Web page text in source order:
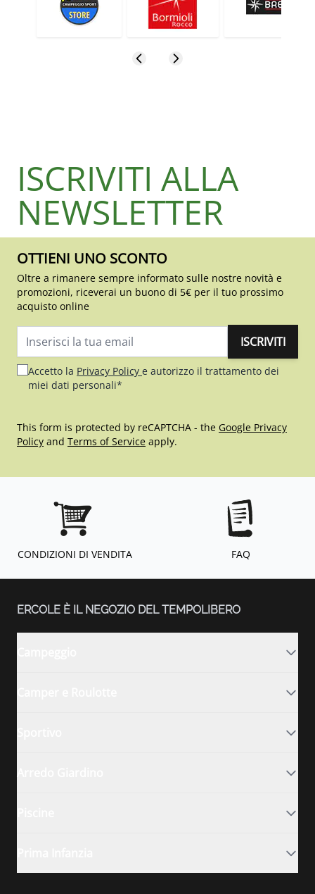
ISCRIVITI ALLA
NEWSLETTER
OTTIENI UNO SCONTO
Oltre a rimanere sempre informato sulle nostre novità e
promozioni, riceverai un buono di 5€ per il tuo prossimo
acquisto online
ISCRIVITI
Accetto la Privacy Policy e autorizzo il trattamento dei
miei dati personali*
This form is protected by reCAPTCHA - the Google Privacy
Policy and Terms of Service apply.
CONDIZIONI DI VENDITA FAQ
ERCOLE È IL NEGOZIO DEL TEMPOLIBERO